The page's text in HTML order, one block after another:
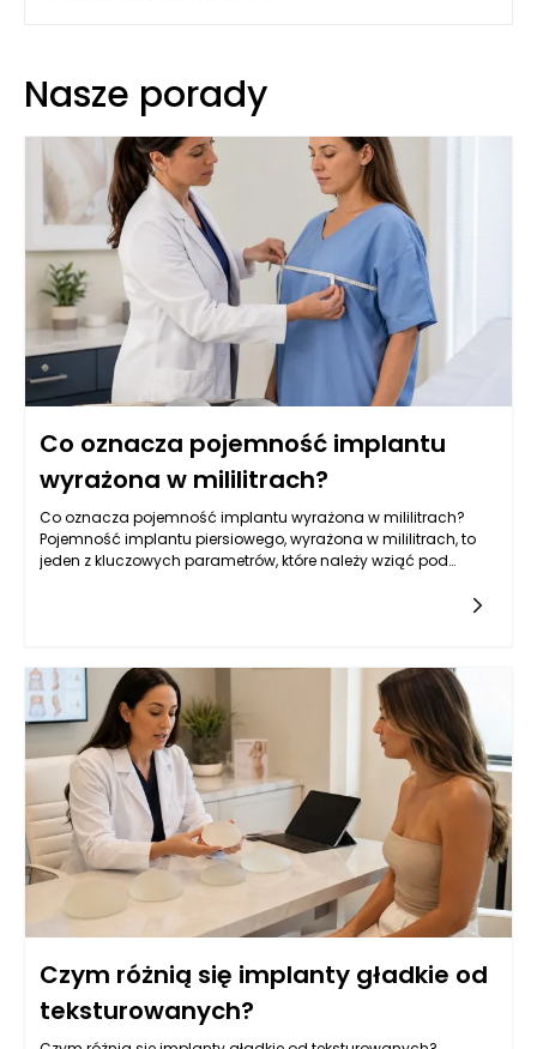
Nasze porady
Co oznacza pojemność implantu
wyrażona w mililitrach?
Co oznacza pojemność implantu wyrażona w mililitrach?
Pojemność implantu piersiowego, wyrażona w mililitrach, to
jeden z kluczowych parametrów, które należy wziąć pod
Czym różnią się implanty gładkie od
teksturowanych?